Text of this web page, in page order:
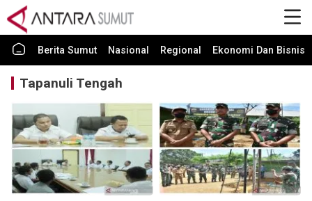
Berita Sumut Nasional Regional Ekonomi Dan Bisnis
Tapanuli Tengah